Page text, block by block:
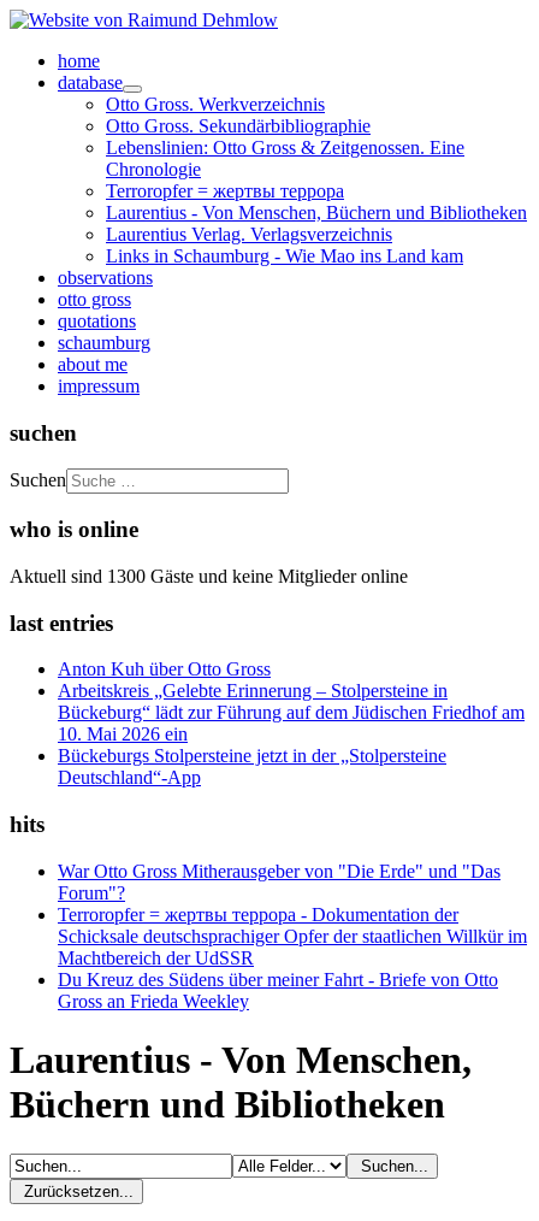
home
database
Otto Gross. Werkverzeichnis
Otto Gross. Sekundärbibliographie
Lebenslinien: Otto Gross & Zeitgenossen. Eine
Chronologie
Terroropfer = жертвы террора
Laurentius - Von Menschen, Büchern und Bibliotheken
Laurentius Verlag. Verlagsverzeichnis
Links in Schaumburg - Wie Mao ins Land kam
observations
otto gross
quotations
schaumburg
about me
impressum
suchen
Suchen
who is online
Aktuell sind 1300 Gäste und keine Mitglieder online
last entries
Anton Kuh über Otto Gross
Arbeitskreis „Gelebte Erinnerung – Stolpersteine in
Bückeburg“ lädt zur Führung auf dem Jüdischen Friedhof am
10. Mai 2026 ein
Bückeburgs Stolpersteine jetzt in der „Stolpersteine
Deutschland“-App
hits
War Otto Gross Mitherausgeber von "Die Erde" und "Das
Forum"?
Terroropfer = жертвы террора - Dokumentation der
Schicksale deutschsprachiger Opfer der staatlichen Willkür im
Machtbereich der UdSSR
Du Kreuz des Südens über meiner Fahrt - Briefe von Otto
Gross an Frieda Weekley
Laurentius - Von Menschen,
Büchern und Bibliotheken
Suchen...
Zurücksetzen...